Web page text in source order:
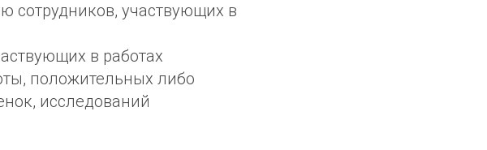
сотрудников, участвующих в
в работах
положительных либо
исследований